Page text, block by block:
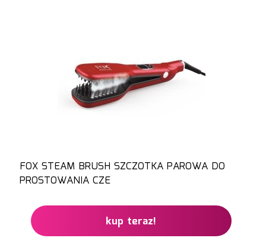
FOX STEAM BRUSH SZCZOTKA PAROWA DO
PROSTOWANIA CZE
kup teraz!